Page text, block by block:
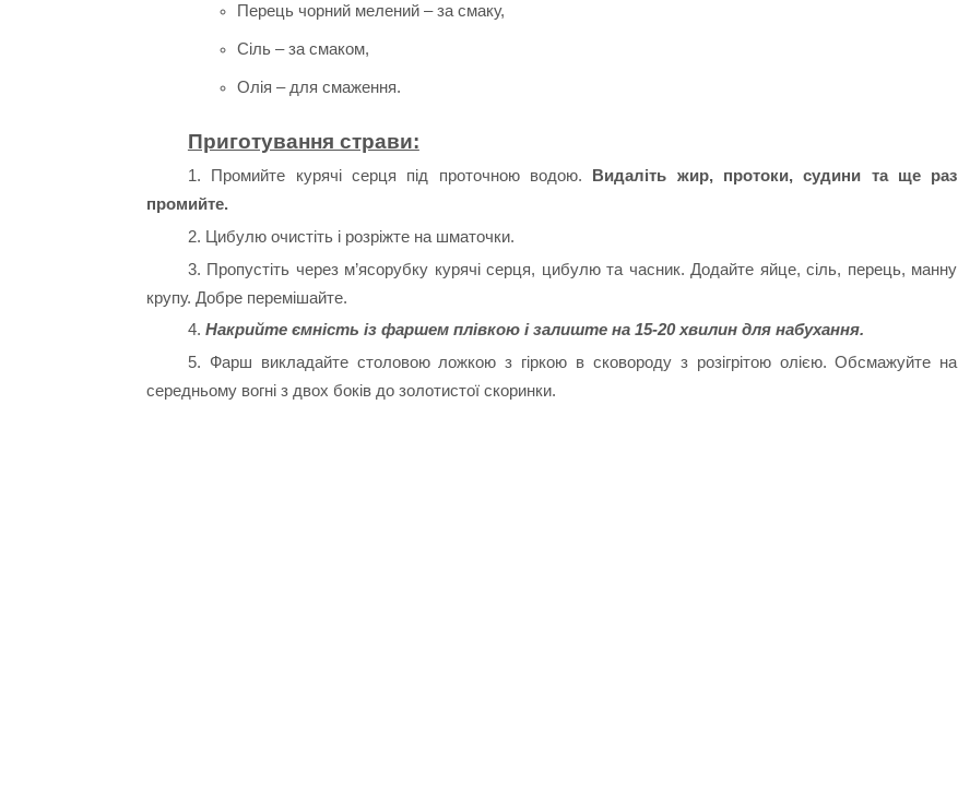
Перець чорний мелений – за смаку,
Сіль – за смаком,
Олія – для смаження.
Приготування страви:
1. Промийте курячі серця під проточною водою. Видаліть жир, протоки, судини та ще раз
промийте.
2. Цибулю очистіть і розріжте на шматочки.
3. Пропустіть через м’ясорубку курячі серця, цибулю та часник. Додайте яйце, сіль, перець, манну
крупу. Добре перемішайте.
4. Накрийте ємність із фаршем плівкою і залиште на 15-20 хвилин для набухання.
5. Фарш викладайте столовою ложкою з гіркою в сковороду з розігрітою олією. Обсмажуйте на
середньому вогні з двох боків до золотистої скоринки.